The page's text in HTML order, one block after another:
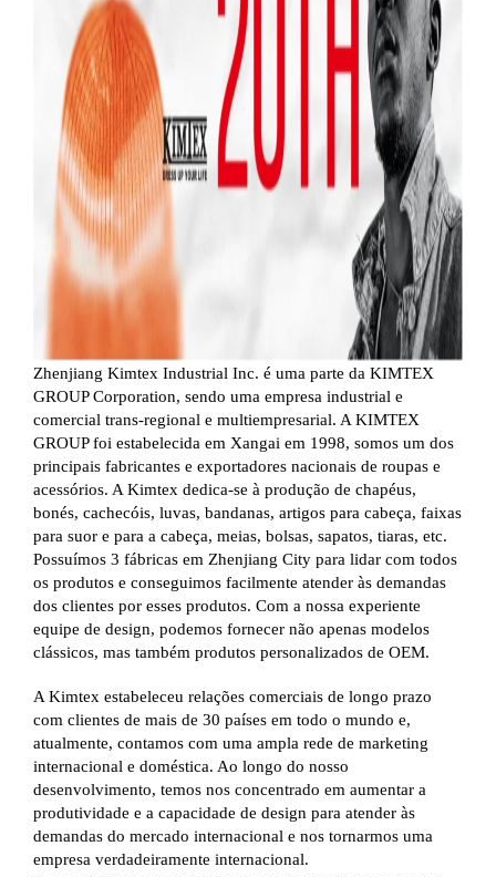
Zhenjiang Kimtex Industrial Inc. é uma parte da KIMTEX
GROUP Corporation, sendo uma empresa industrial e
comercial trans-regional e multiempresarial. A KIMTEX
GROUP foi estabelecida em Xangai em 1998, somos um dos
principais fabricantes e exportadores nacionais de roupas e
acessórios. A Kimtex dedica-se à produção de chapéus,
bonés, cachecóis, luvas, bandanas, artigos para cabeça, faixas
para suor e para a cabeça, meias, bolsas, sapatos, tiaras, etc.
Possuímos 3 fábricas em Zhenjiang City para lidar com todos
os produtos e conseguimos facilmente atender às demandas
dos clientes por esses produtos. Com a nossa experiente
equipe de design, podemos fornecer não apenas modelos
clássicos, mas também produtos personalizados de OEM.
A Kimtex estabeleceu relações comerciais de longo prazo
com clientes de mais de 30 países em todo o mundo e,
atualmente, contamos com uma ampla rede de marketing
internacional e doméstica. Ao longo do nosso
desenvolvimento, temos nos concentrado em aumentar a
produtividade e a capacidade de design para atender às
demandas do mercado internacional e nos tornarmos uma
empresa verdadeiramente internacional.